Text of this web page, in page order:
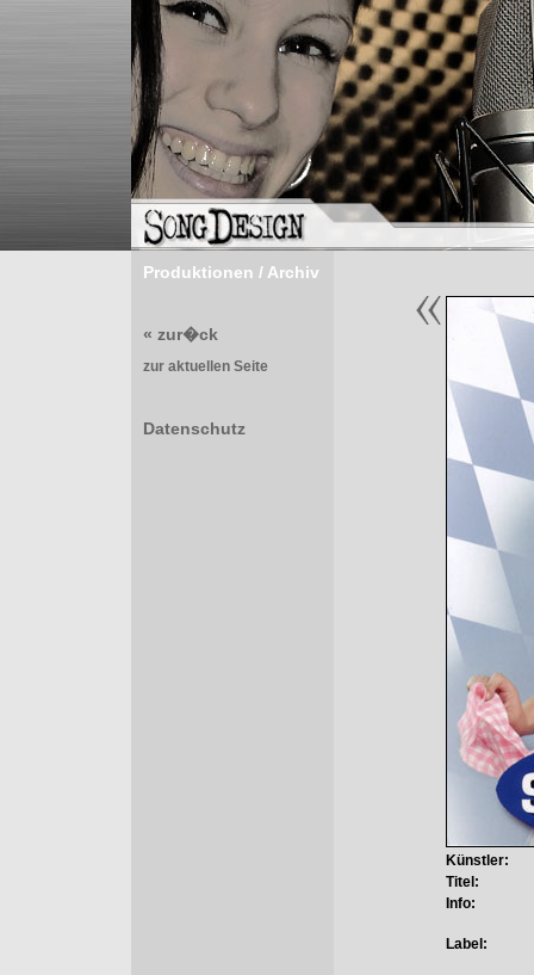
Produktionen / Archiv
« zur�ck
zur aktuellen Seite
Datenschutz
Künstler:
Titel:
Info:
Label: